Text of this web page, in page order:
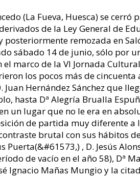
(La Fueva, Huesca) se
de la Ley General de
posteriormente remozada en
sábado 14 de junio, sólo por
el marco de la VI Jornada
los pocos más de
Juan Hernández Sánchez que
hasta Dª Alegría Brualla
un lugar que no le era en
de partida muy diferente a
brutal con sus hábitos
Puerta(&#61573,) , D. Jesús
de vacío en el año 58), Dª
Ignacio Mañas Mungio y la